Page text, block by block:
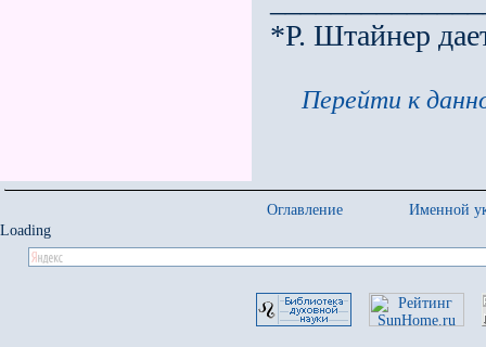
*Р. Штайнер
Перейти к
Оглавление
Именной
Loading